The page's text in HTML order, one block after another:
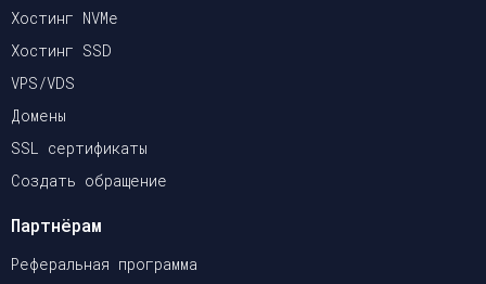
Хостинг NVMe
Хостинг SSD
VPS/VDS
Домены
SSL сертификаты
Создать обращение
Партнёрам
Реферальная программа